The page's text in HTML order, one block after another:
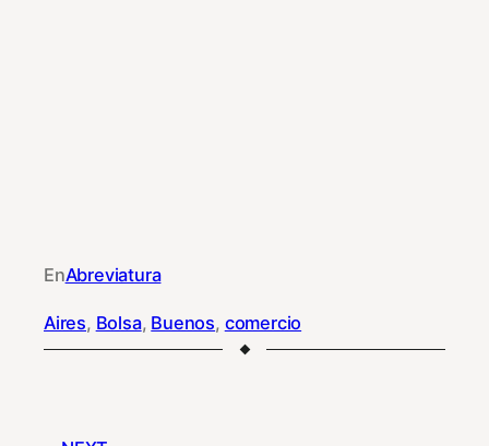
EnAbreviatura
Aires, Bolsa, Buenos, comercio